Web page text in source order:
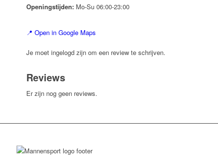
Openingstijden:Mo-Su 06:00-23:00
📍 Open in Google Maps
Je moet ingelogd zijn om een review te schrijven.
Reviews
Er zijn nog geen reviews.